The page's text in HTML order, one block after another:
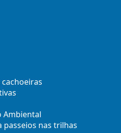
Ambiental
passeios nas trilhas